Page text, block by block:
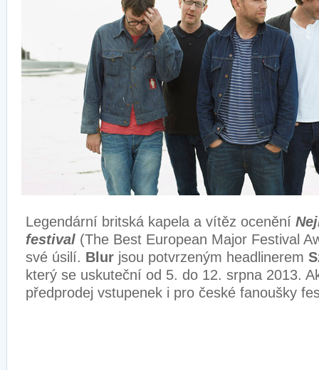
Legendární britská kapela a vítěz ocenění
festival (The Best European Major Festival
své úsilí. Blur jsou potvrzeným headlinerem
který se uskuteční od 5. do 12. srpna 2013.
předprodej vstupenek i pro české fanoušky